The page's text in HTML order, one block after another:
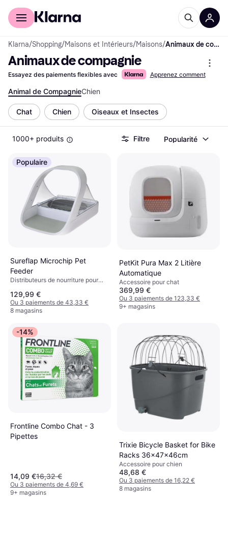
Acheter avec Klarna
Klarna/Shopping/Maisons et Intérieurs/Maisons/ Animaux de compagnie
Animaux de compagnie
Essayez des paiements flexibles avec Apprenez comment
Animal de CompagnieChien
Chat Chien Oiseaux et Insectes
1000+ produits Filtre Popularité
Populaire
Sureflap Microchip Pet
Feeder
Distributeurs de nourriture pour
129,99 €
Ou 3 paiements de 43,33 €
8 magasins
PetKit Pura Max 2 Litière
Automatique
Accessoire pour chat
369,99 €
Ou 3 paiements de 123,33 €
9+ magasins
-14%
Frontline Combo Chat - 3
Pipettes
14,09 €16,32 €
Ou 3 paiements de 4,69 €
9+ magasins
Trixie Bicycle Basket for Bike
Racks 36x47x46cm
Accessoire pour chien
48,68 €
Ou 3 paiements de 16,22 €
8 magasins